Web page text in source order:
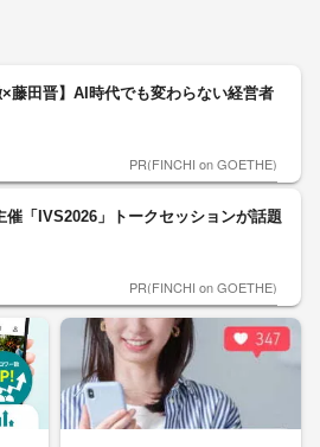
×藤田晋】AI時代でも変わらない経営者
PR(FINCHI on GOETHE)
催「IVS2026」トークセッションが話題
PR(FINCHI on GOETHE)